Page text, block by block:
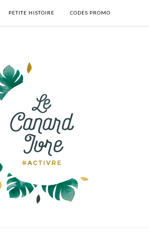
PETITE HISTOIRE CODES PROMO